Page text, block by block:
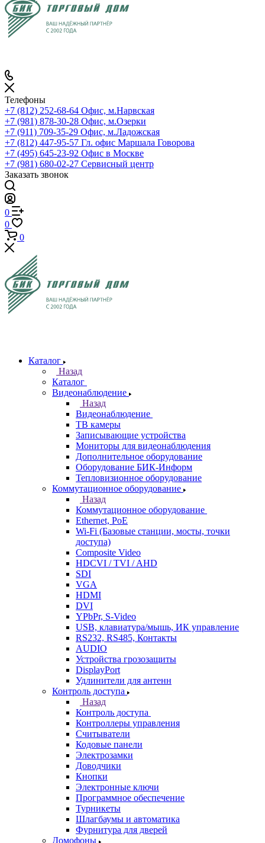
Телефоны
+7 (812) 252-68-64 Офис, м.Нарвская
+7 (981) 878-30-28 Офис, м.Озерки
+7 (911) 709-35-29 Офис, м.Ладожская
+7 (812) 447-95-57 Гл. офис Маршала Говорова
+7 (495) 645-23-92 Офис в Москве
+7 (981) 680-02-27 Сервисный центр
Заказать звонок
0
0
0
Каталог
Назад
Каталог
Видеонаблюдение
Назад
Видеонаблюдение
ТВ камеры
Записывающие устройства
Мониторы для видеонаблюдения
Дополнительное оборудование
Оборудование БИК-Информ
Тепловизионное оборудование
Коммутационное оборудование
Назад
Коммутационное оборудование
Ethernet, PoE
Wi-Fi (Базовые станции, мосты, точки
доступа)
Composite Video
HDCVI / TVI / AHD
SDI
VGA
HDMI
DVI
YPbPr, S-Video
USB, клавиатура/мышь, ИК управление
RS232, RS485, Контакты
AUDIO
Устройства грозозащиты
DisplayPort
Удлинители для антенн
Контроль доступа
Назад
Контроль доступа
Контроллеры управления
Считыватели
Кодовые панели
Электрозамки
Доводчики
Кнопки
Электронные ключи
Программное обеспечение
Турникеты
Шлагбаумы и автоматика
Фурнитура для дверей
Домофоны